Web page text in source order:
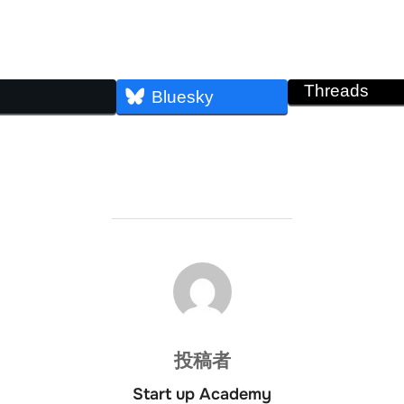
Bluesky Threads
投稿者
投稿者
Start up Academy